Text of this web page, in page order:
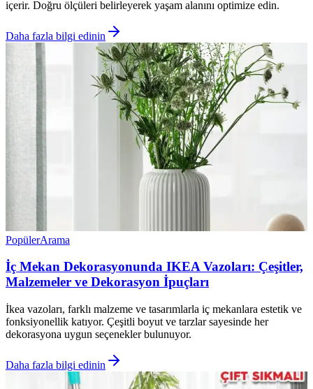
içerir. Doğru ölçüleri belirleyerek yaşam alanını optimize edin.
Daha fazla bilgi edinin
PopülerArama
İç Mekan Dekorasyonunda IKEA Vazoları: Çeşitler,
Malzemeler ve Dekorasyon İpuçları
İkea vazoları, farklı malzeme ve tasarımlarla iç mekanlara estetik ve
fonksiyonellik katıyor. Çeşitli boyut ve tarzlar sayesinde her
dekorasyona uygun seçenekler bulunuyor.
Daha fazla bilgi edinin